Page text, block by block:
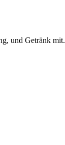
und Getränk mit.